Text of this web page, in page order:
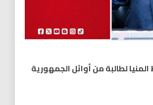
لطالبة من أوائل الجمهورية